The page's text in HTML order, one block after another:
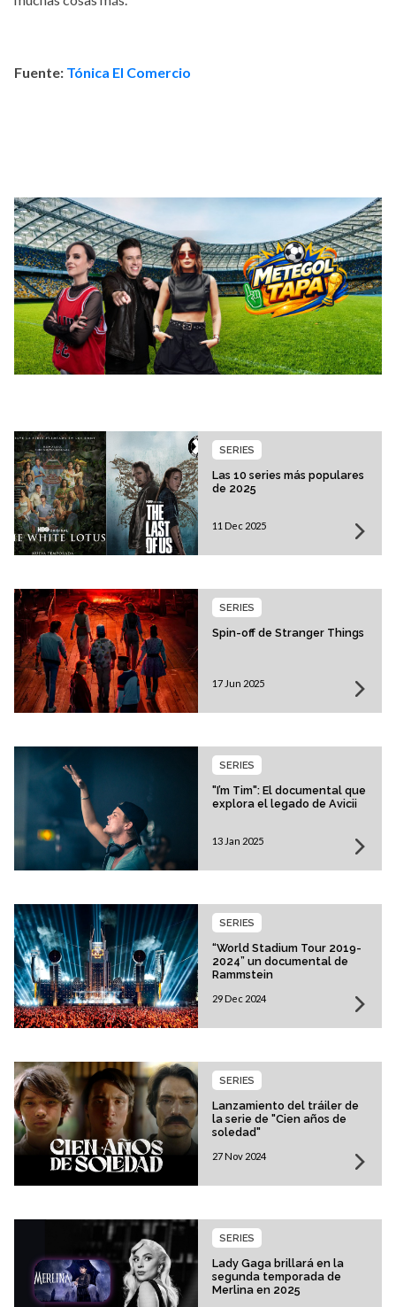
Fuente: Tónica El Comercio
Las 10 series más populares
de 2025
SERIES
11 Dec 2025
Spin-off de Stranger Things
SERIES
17 Jun 2025
"I’m Tim": El documental que
explora el legado de Avicii
SERIES
13 Jan 2025
“World Stadium Tour 2019-
2024” un documental de
Rammstein
SERIES
29 Dec 2024
Lanzamiento del tráiler de
la serie de "Cien años de
soledad"
SERIES
27 Nov 2024
Lady Gaga brillará en la
segunda temporada de
Merlina en 2025
SERIES